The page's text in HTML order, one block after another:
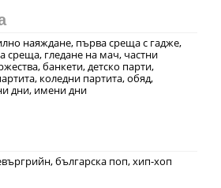
наяждане, първа среща с гадже,
среща, гледане на мач, частни
банкети, детско парти,
коледни партита, обяд,
дни, имени дни
българска поп, хип-хоп